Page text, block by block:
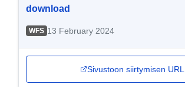
download
WFS 13 February 2024
Sivustoon siirtymisen URL